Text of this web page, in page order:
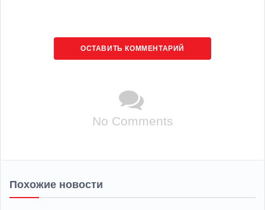
ОСТАВИТЬ КОММЕНТАРИЙ
No Comments
Похожие новости